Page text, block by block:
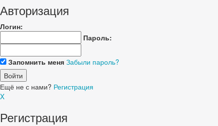
Авторизация
Логин:
Пароль:
Запомнить меня Забыли пароль?
Ещё не с нами? Регистрация
X
Регистрация